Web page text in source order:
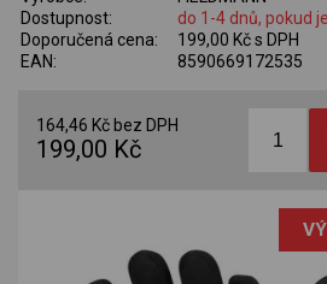
Dostupnost:
do 1-4 dnů, pokud
Doporučená cena:
199,00 Kč s DPH
EAN:
8590669172535
164,46 Kč bez DPH
199,00 Kč